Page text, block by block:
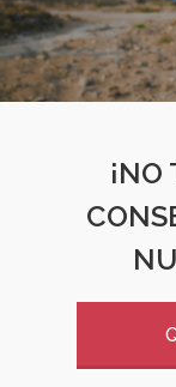
¡NO